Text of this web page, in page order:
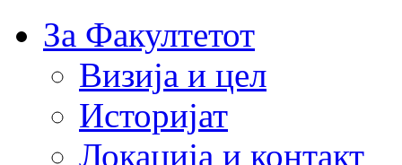
За Факултетот
Визија и цел
Историјат
Локација и контакт